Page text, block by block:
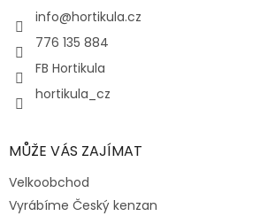
info@hortikula.cz
776 135 884
FB Hortikula
hortikula_cz
MŮŽE VÁS ZAJÍMAT
Velkoobchod
Vyrábíme Český kenzan